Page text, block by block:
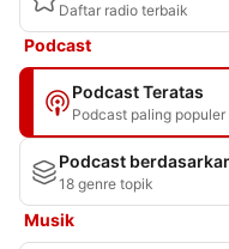
Daftar radio terbaik
Podcast
Podcast Teratas
Podcast paling populer
Podcast
18 genre topik
Musik